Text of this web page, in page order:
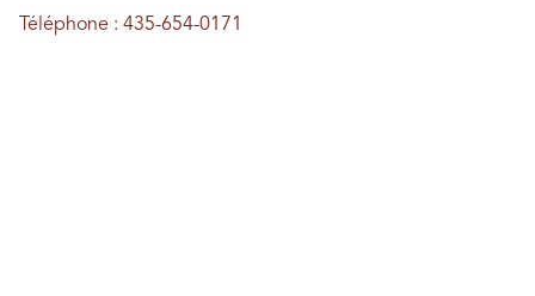
Téléphone : 435-654-0171